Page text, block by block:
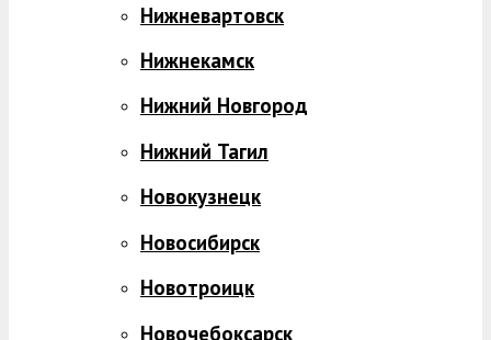
Нижневартовск
Нижнекамск
Нижний Новгород
Нижний Тагил
Новокузнецк
Новосибирск
Новотроицк
Новочебоксарск